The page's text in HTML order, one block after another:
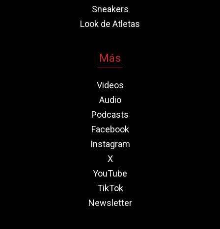
Sneakers
Look de Atletas
Más
Videos
Audio
Podcasts
Facebook
Instagram
X
YouTube
TikTok
Newsletter